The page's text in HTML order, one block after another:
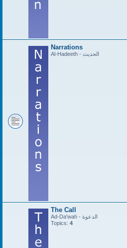
Narrations
Al-Hadeeth - الحديث
The Call
Ad-Da'wah - الدعوة
Topics: 4